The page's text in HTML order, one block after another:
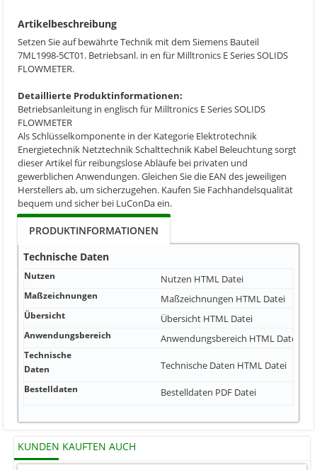
Artikelbeschreibung
Setzen Sie auf bewährte Technik mit dem Siemens Bauteil
7ML1998-5CT01. Betriebsanl. in en für Milltronics E Series SOLIDS
FLOWMETER.
Detaillierte Produktinformationen:
Betriebsanleitung in englisch für Milltronics E Series SOLIDS
FLOWMETER
Als Schlüsselkomponente in der Kategorie Elektrotechnik
Energietechnik Netztechnik Schalttechnik Kabel Beleuchtung sorgt
dieser Artikel für reibungslose Abläufe bei privaten und
gewerblichen Anwendungen. Gleichen Sie die EAN des jeweiligen
Herstellers ab, um sicherzugehen. Kaufen Sie Fachhandelsqualität
bequem und sicher bei LuConDa ein.
PRODUKTINFORMATIONEN
Technische Daten
Nutzen Nutzen HTML Datei
Maßzeichnungen Maßzeichnungen HTML Datei
Übersicht Übersicht HTML Datei
Anwendungsbereich Anwendungsbereich HTML Datei
Technische
Daten
Technische Daten HTML Datei
Bestelldaten Bestelldaten PDF Datei
KUNDEN KAUFTEN AUCH